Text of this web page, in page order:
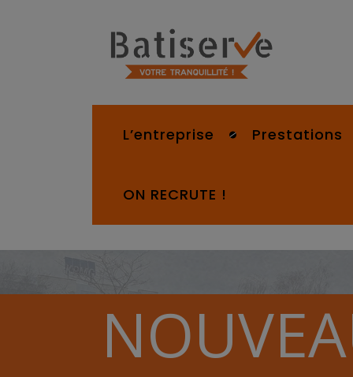
L’entreprise Prestations
ON RECRUTE !